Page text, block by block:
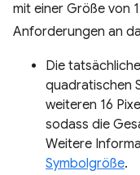
mit einer Größe von
Anforderungen an
Die
quadratischen
weiteren 16
sodass die
Weitere
Symbolgröße.